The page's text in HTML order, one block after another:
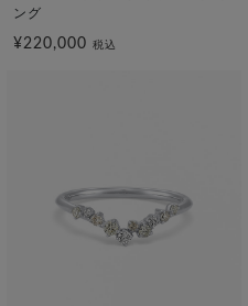
ング
¥220,000 税込